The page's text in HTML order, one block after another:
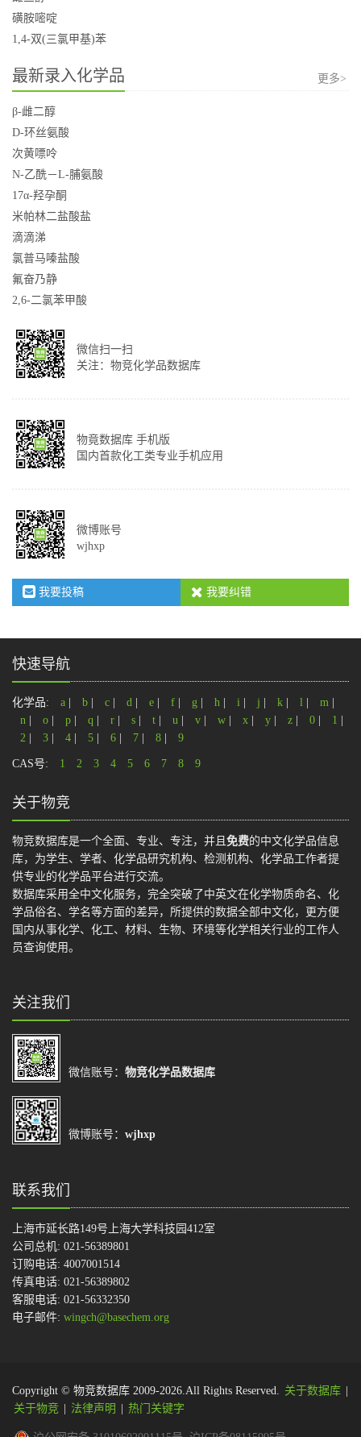
磺胺嘧啶
1,4-双(三氯甲基)苯
最新录入化学品 更多>
β-雌二醇
D-环丝氨酸
次黄嘌呤
N-乙酰－L-脯氨酸
17α-羟孕酮
米帕林二盐酸盐
滴滴涕
氯普马嗪盐酸
氟奋乃静
2,6-二氯苯甲酸
微信扫一扫
关注：物竞化学品数据库
物竟数据库 手机版
国内首款化工类专业手机应用
微博账号
wjhxp
我要投稿 我要纠错
快速导航
化学品: a b c d e f g h i j k l m
n
o p q r s t u v w x y z 0 1
2
3 4 5 6 7 8 9
CAS号: 1 2 3 4 5 6 7 8 9
关于物竞
物竞数据库是一个全面、专业、专注，并且 免费的中文化学品信息
库，为学生、学者、化学品研究机构、检测机构、化学品工作者提
供专业的化学品平台进行交流。
数据库采用全中文化服务，完全突破了中英文在化学物质命名、化
学品俗名、学名等方面的差异，所提供的数据全部中文化，更方便
国内从事化学、化工、材料、生物、环境等化学相关行业的工作人
员查询使用。
关注我们
微信账号： 物竞化学品数据库
微博账号： wjhxp
联系我们
上海市延长路149号上海大学科技园412室
公司总机: 021-56389801
订购电话: 4007001514
传真电话: 021-56389802
客服电话: 021-56332350
电子邮件: wingch@basechem.org
Copyright © 物竞数据库 2009-2026.All Rights Reserved. 关于数据库
关于物竞
法律声明 热门关键字